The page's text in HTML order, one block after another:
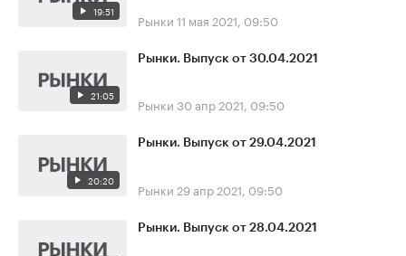
19:51 Рынки 11 мая 2021, 09:50
21:05
Рынки. Выпуск от 30.04.2021
Рынки 30 апр 2021, 09:50
20:20
Рынки. Выпуск от 29.04.2021
Рынки 29 апр 2021, 09:50
Рынки. Выпуск от 28.04.2021